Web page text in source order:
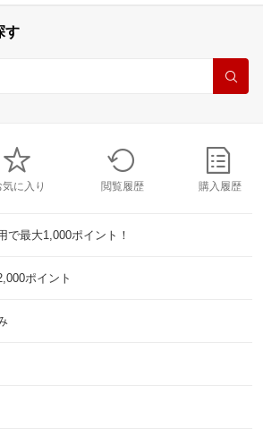
す
気に入り 閲覧履歴 購入履歴
で最大1,000ポイント！
ポイント